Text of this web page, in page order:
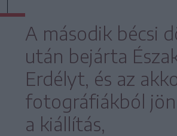
A második bécsi
után bejárta
Erdélyt, és az
fotográfiákból
a kiállítás,